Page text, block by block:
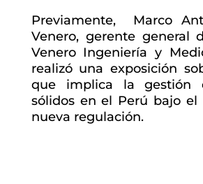
Previamente, Marco
Venero, gerente general
Venero Ingeniería y
realizó una exposición
que implica la gestión
sólidos en el Perú bajo el
nueva regulación.